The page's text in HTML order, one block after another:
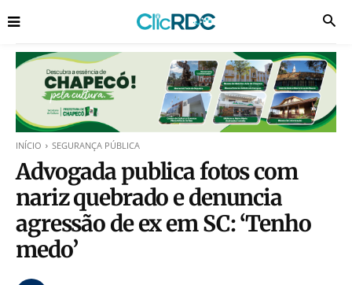
INÍCIO SEGURANÇA PÚBLICA
Advogada publica fotos com
nariz quebrado e denuncia
agressão de ex em SC: ‘Tenho
medo’